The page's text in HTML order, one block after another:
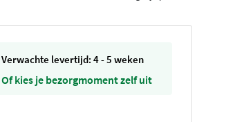
Verwachte levertijd: 4 - 5 weken
Of kies je bezorgmoment zelf uit